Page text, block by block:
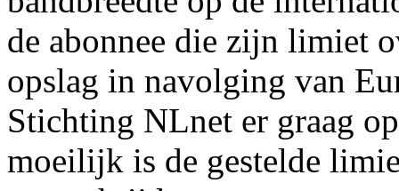
de abonnee die zijn limiet
opslag in navolging van
Stichting NLnet er graag
moeilijk is de gestelde